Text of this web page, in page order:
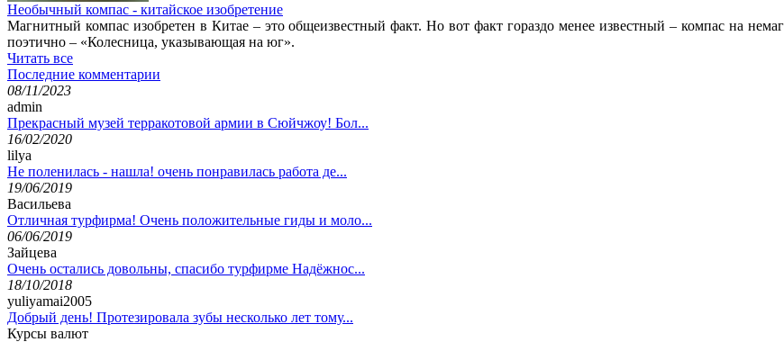
Необычный компас - китайское изобретение
Магнитный компас изобретен в Китае – это общеизвестный факт. Но вот факт гораздо менее известный – компас на
поэтично – «Колесница, указывающая на юг».
Читать все
Последние комментарии
08/11/2023
admin
Прекрасный музей терракотовой армии в Сюйчжоу! Бол...
16/02/2020
lilya
Не поленилась - нашла! очень понравилась работа де...
19/06/2019
Васильева
Отличная турфирма! Очень положительные гиды и моло...
06/06/2019
Зайцева
Очень остались довольны, спасибо турфирме Надёжнос...
18/10/2018
yuliyamai2005
Добрый день! Протезировала зубы несколько лет тому...
Курсы валют